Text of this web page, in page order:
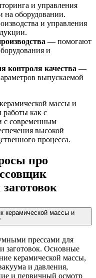
и управления
на оборудовании.
и управления
— помогают
и
контроля качества —
выпускаемой
массы и
работы как с
с современным
высокой
процесса.
про
керамической массы и
прессами для
заготовок. Основные
керамической массы,
и давления,
и первичный осмотр